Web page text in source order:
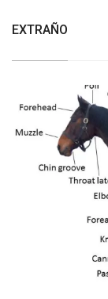
EXTRAÑO